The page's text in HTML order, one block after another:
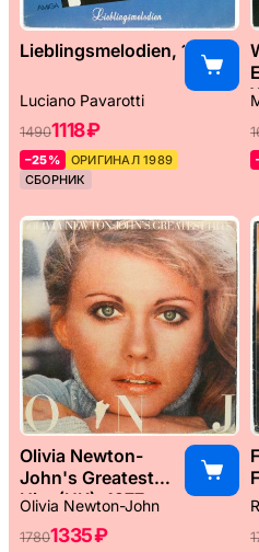
Lieblingsmelodien, 1989
Luciano Pavarotti
14901118 ₽
–25%
ОРИГИНАЛ 1989
СБОРНИК
Olivia Newton-
John's Greatest
Hits (UK), 1977
Olivia Newton-John
17801335 ₽